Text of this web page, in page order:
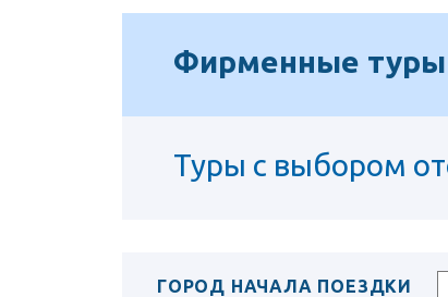
Фирменные
Туры с выбором
ГОРОД НАЧАЛА ПОЕЗДКИ